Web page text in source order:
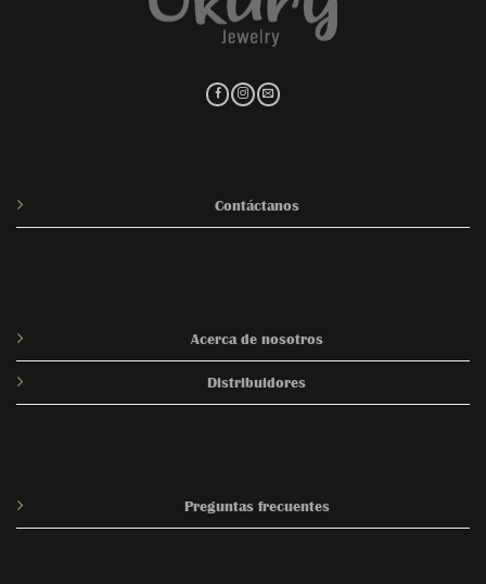
Acerca de nosotros
Distribuidores
Preguntas frecuentes
Contáctanos